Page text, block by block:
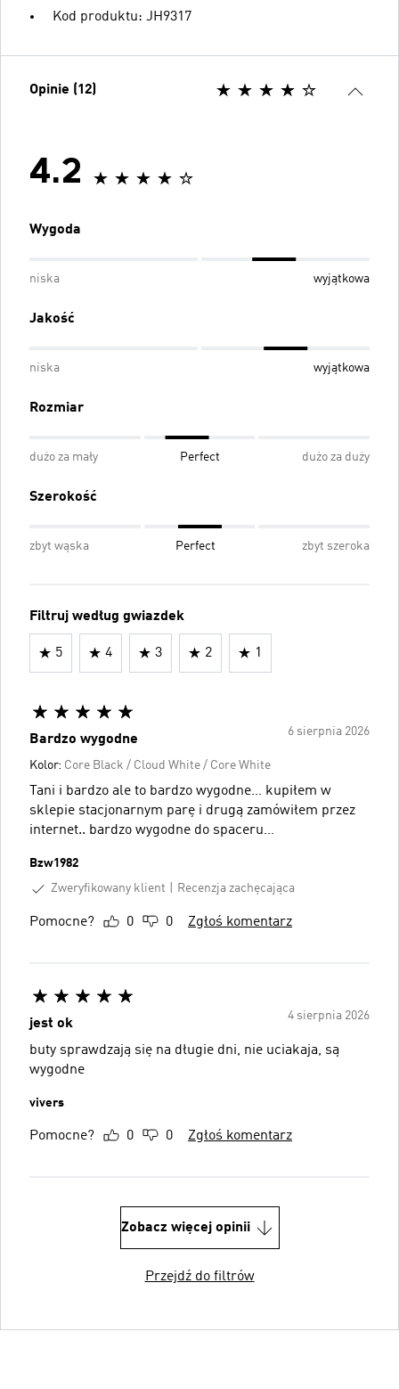
Kod produktu: JH9317
Opinie (12)
4.2
Wygoda
niska wyjątkowa
Jakość
niska wyjątkowa
Rozmiar
dużo za mały Perfect dużo za duży
Szerokość
zbyt wąska Perfect zbyt szeroka
Filtruj według gwiazdek
5 4 3 2 1
6 sierpnia 2026
Bardzo wygodne
Kolor: Core Black / Cloud White / Core White
Tani i bardzo ale to bardzo wygodne… kupiłem w
sklepie stacjonarnym parę i drugą zamówiłem przez
internet.. bardzo wygodne do spaceru…
Bzw1982
Zweryfikowany klient
Recenzja zachęcająca
Pomocne? 0 0 Zgłoś komentarz
4 sierpnia 2026
jest ok
buty sprawdzają się na długie dni, nie uciakaja, są
wygodne
vivers
Pomocne? 0 0 Zgłoś komentarz
Zobacz więcej opinii
Przejdź do filtrów